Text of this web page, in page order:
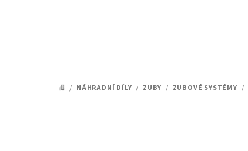
DOMŮ
/ NÁHRADNÍ DÍLY / ZUBY / ZUBOVÉ SYSTÉMY /